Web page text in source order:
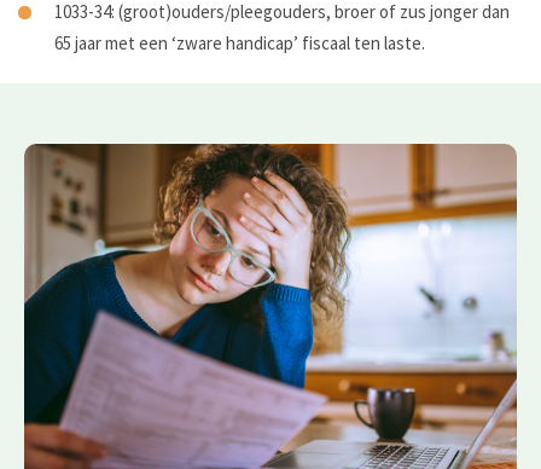
1033-34: (groot)ouders/pleegouders, broer of zus jonger dan
65 jaar met een ‘zware handicap’ fiscaal ten laste.